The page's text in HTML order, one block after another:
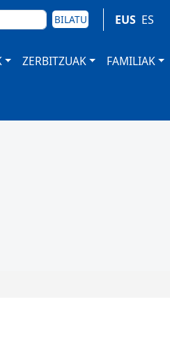
BILATU EUS ES
ZERBITZUAK FAMILIAK